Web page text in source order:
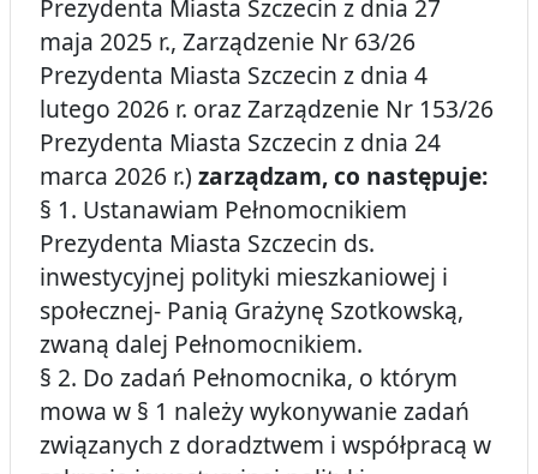
Prezydenta Miasta Szczecin z dnia 27
maja 2025 r., Zarządzenie Nr 63/26
Prezydenta Miasta Szczecin z dnia 4
lutego 2026 r. oraz Zarządzenie Nr 153/26
Prezydenta Miasta Szczecin z dnia 24
marca 2026 r.) zarządzam, co następuje:
§ 1. Ustanawiam Pełnomocnikiem
Prezydenta Miasta Szczecin ds.
inwestycyjnej polityki mieszkaniowej i
społecznej- Panią Grażynę Szotkowską,
zwaną dalej Pełnomocnikiem.
§ 2. Do zadań Pełnomocnika, o którym
mowa w § 1 należy wykonywanie zadań
związanych z doradztwem i współpracą w